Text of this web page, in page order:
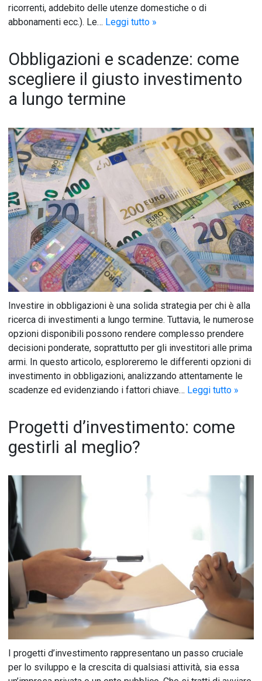
ricorrenti, addebito delle utenze domestiche o di
abbonamenti ecc.). Le… Leggi tutto »
Obbligazioni e scadenze: come
scegliere il giusto investimento
a lungo termine
Investire in obbligazioni è una solida strategia per chi è alla
ricerca di investimenti a lungo termine. Tuttavia, le numerose
opzioni disponibili possono rendere complesso prendere
decisioni ponderate, soprattutto per gli investitori alle prima
armi. In questo articolo, esploreremo le differenti opzioni di
investimento in obbligazioni, analizzando attentamente le
scadenze ed evidenziando i fattori chiave… Leggi tutto »
Progetti d’investimento: come
gestirli al meglio?
I progetti d’investimento rappresentano un passo cruciale
per lo sviluppo e la crescita di qualsiasi attività, sia essa